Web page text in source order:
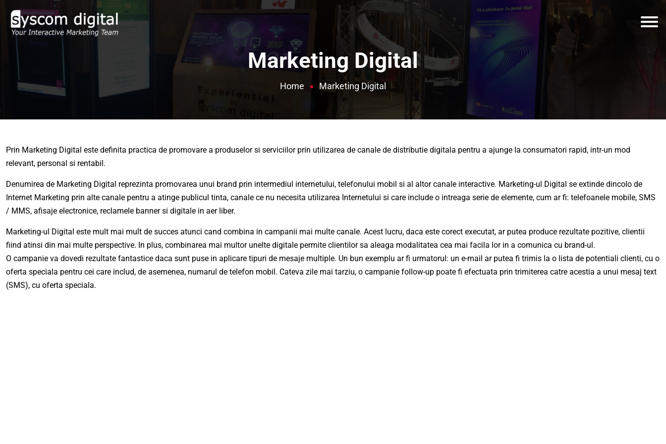
Marketing Digital
Home Marketing Digital
Prin Marketing Digital este definita practica de promovare a produselor si serviciilor prin utilizarea de canale de distributie digitala pentru a ajunge la consumatori rapid, intr-un mod
relevant, personal si rentabil.
Denumirea de Marketing Digital reprezinta promovarea unui brand prin intermediul internetului, telefonului mobil si al altor canale interactive. Marketing-ul Digital se extinde dincolo de
Internet Marketing prin alte canale pentru a atinge publicul tinta, canale ce nu necesita utilizarea Internetului si care include o intreaga serie de elemente, cum ar fi: telefoanele mobile, SMS
/ MMS, afisaje electronice, reclamele banner si digitale in aer liber.
Marketing-ul Digital este mult mai mult de succes atunci cand combina in campanii mai multe canale. Acest lucru, daca este corect executat, ar putea produce rezultate pozitive, clientii
fiind atinsi din mai multe perspective. In plus, combinarea mai multor unelte digitale permite clientilor sa aleaga modalitatea cea mai facila lor in a comunica cu brand-ul.
O campanie va dovedi rezultate fantastice daca sunt puse in aplicare tipuri de mesaje multiple. Un bun exemplu ar fi urmatorul: un e-mail ar putea fi trimis la o lista de potentiali clienti, cu o
oferta speciala pentru cei care includ, de asemenea, numarul de telefon mobil. Cateva zile mai tarziu, o campanie follow-up poate fi efectuata prin trimiterea catre acestia a unui mesaj text
(SMS), cu oferta speciala.